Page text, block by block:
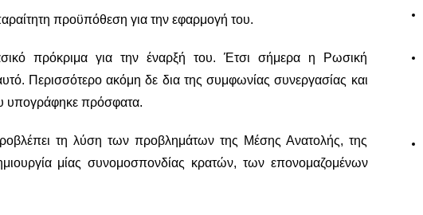
προϋπόθεση για την εφαρμογή του.
πρόκριμα για την έναρξή του. Έτσι σήμερα η Ρωσική
Περισσότερο ακόμη δε δια της συμφωνίας συνεργασίας και
υπογράφηκε πρόσφατα.
τη λύση των προβλημάτων της Μέσης Ανατολής, της
μίας συνομοσπονδίας κρατών, των επονομαζομένων